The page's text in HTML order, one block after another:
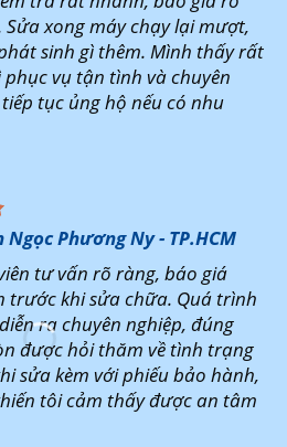
xong máy chạy lại mượt,
sinh gì thêm. Mình thấy rất
vụ tận tình và chuyên
tiếp tục ủng hộ nếu có nhu
Ngọc Phương Ny - TP.HCM
tư vấn rõ ràng, báo giá
trước khi sửa chữa. Quá trình
ra chuyên nghiệp, đúng
được hỏi thăm về tình trạng
sửa kèm với phiếu bảo hành,
tôi cảm thấy được an tâm